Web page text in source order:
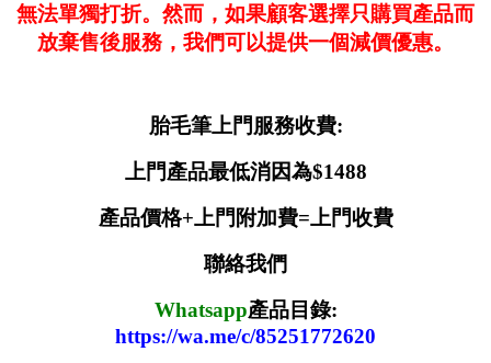
無法單獨打折。然而，如果顧客選擇只購買產品而
放棄售後服務，我們可以提供一個減價優惠。
胎毛筆上門服務收費:
上門產品最低消因為$1488
產品價格+上門附加費=上門收費
聯絡我們
Whatsapp產品目錄:
https://wa.me/c/85251772620